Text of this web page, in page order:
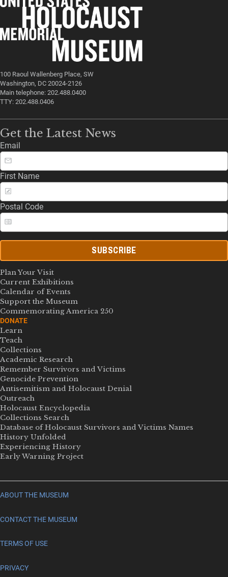
100 Raoul Wallenberg Place, SW
Washington, DC 20024-2126
Main telephone: 202.488.0400
TTY: 202.488.0406
Get the Latest News
Email
First Name
Postal Code
SUBSCRIBE
Plan Your Visit
Current Exhibitions
Calendar of Events
Support the Museum
Commemorating America 250
DONATE
Learn
Teach
Collections
Academic Research
Remember Survivors and Victims
Genocide Prevention
Antisemitism and Holocaust Denial
Outreach
Holocaust Encyclopedia
Collections Search
Database of Holocaust Survivors and Victims Names
History Unfolded
Experiencing History
Early Warning Project
ABOUT THE MUSEUM
CONTACT THE MUSEUM
TERMS OF USE
PRIVACY